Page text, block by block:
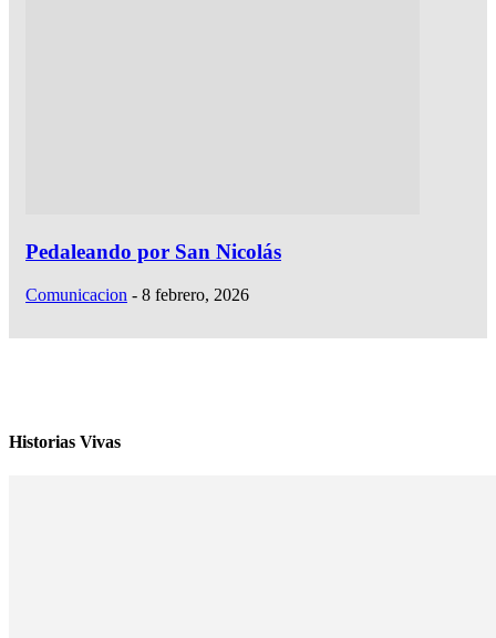
Pedaleando por San Nicolás
Comunicacion - 8 febrero, 2026
Historias Vivas